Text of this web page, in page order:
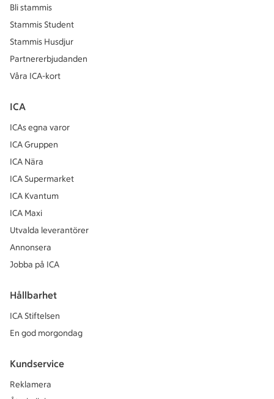
Bli stammis
Stammis Student
Stammis Husdjur
Partnererbjudanden
Våra ICA-kort
ICA
ICAs egna varor
ICA Gruppen
ICA Nära
ICA Supermarket
ICA Kvantum
ICA Maxi
Utvalda leverantörer
Annonsera
Jobba på ICA
Hållbarhet
ICA Stiftelsen
En god morgondag
Kundservice
Reklamera